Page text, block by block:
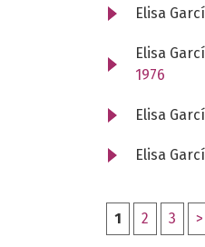
Elisa
Elisa
1976
Elisa
Elisa
1 2 3 >